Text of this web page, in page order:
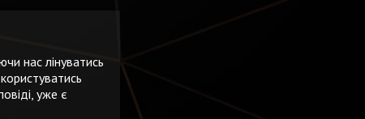
нас лінуватись
уже є